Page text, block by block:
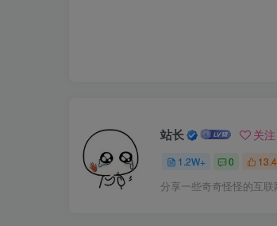
站长 关注
1.2W+ 0
分享一些奇奇怪怪的互联